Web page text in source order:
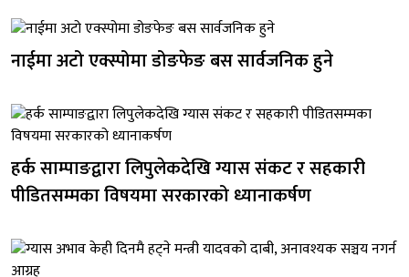
नाईमा अटो एक्स्पोमा डोङफेङ बस सार्वजनिक हुने
हर्क साम्पाङद्वारा लिपुलेकदेखि ग्यास संकट र सहकारी
पीडितसम्मका विषयमा सरकारको ध्यानाकर्षण